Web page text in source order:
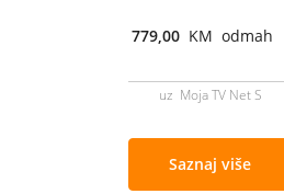
779,00 KM odmah
uz Moja TV Net S
Saznaj više